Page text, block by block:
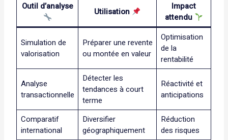
Outil d’analyse Utilisation
Impact
attendu
Simulation de
valorisation
Préparer une revente
ou montée en valeur
Optimisation
de la
rentabilité
Analyse
transactionnelle
Détecter les
tendances à court
terme
Réactivité et
anticipations
Comparatif
international
Diversifier
géographiquement
Réduction
des risques